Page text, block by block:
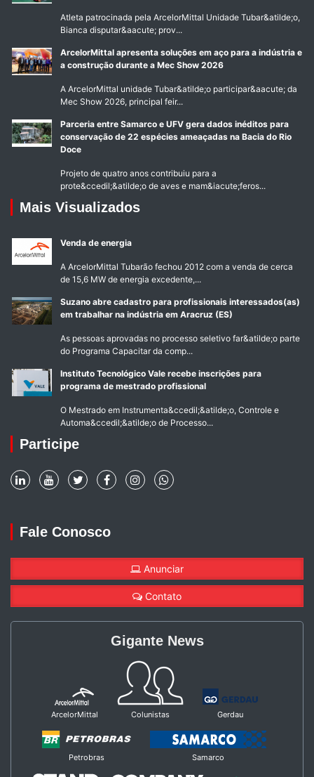
Atleta patrocinada pela ArcelorMittal Unidade Tubar&atilde;o,
Bianca disputar&aacute; prov...
ArcelorMittal apresenta soluções em aço para a indústria e
a construção durante a Mec Show 2026
A ArcelorMittal unidade Tubar&atilde;o participar&aacute; da
Mec Show 2026, principal feir...
Parceria entre Samarco e UFV gera dados inéditos para
conservação de 22 espécies ameaçadas na Bacia do Rio
Doce
Projeto de quatro anos contribuiu para a
prote&ccedil;&atilde;o de aves e mam&iacute;feros...
Mais Visualizados
Venda de energia
A ArcelorMittal Tubarão fechou 2012 com a venda de cerca
de 15,6 MW de energia excedente,...
Suzano abre cadastro para profissionais interessados(as)
em trabalhar na indústria em Aracruz (ES)
As pessoas aprovadas no processo seletivo far&atilde;o parte
do Programa Capacitar da comp...
Instituto Tecnológico Vale recebe inscrições para
programa de mestrado profissional
O Mestrado em Instrumenta&ccedil;&atilde;o, Controle e
Automa&ccedil;&atilde;o de Processo...
Participe
Fale Conosco
Anunciar
Contato
Gigante News
ArcelorMittal Colunistas Gerdau
Petrobras Samarco